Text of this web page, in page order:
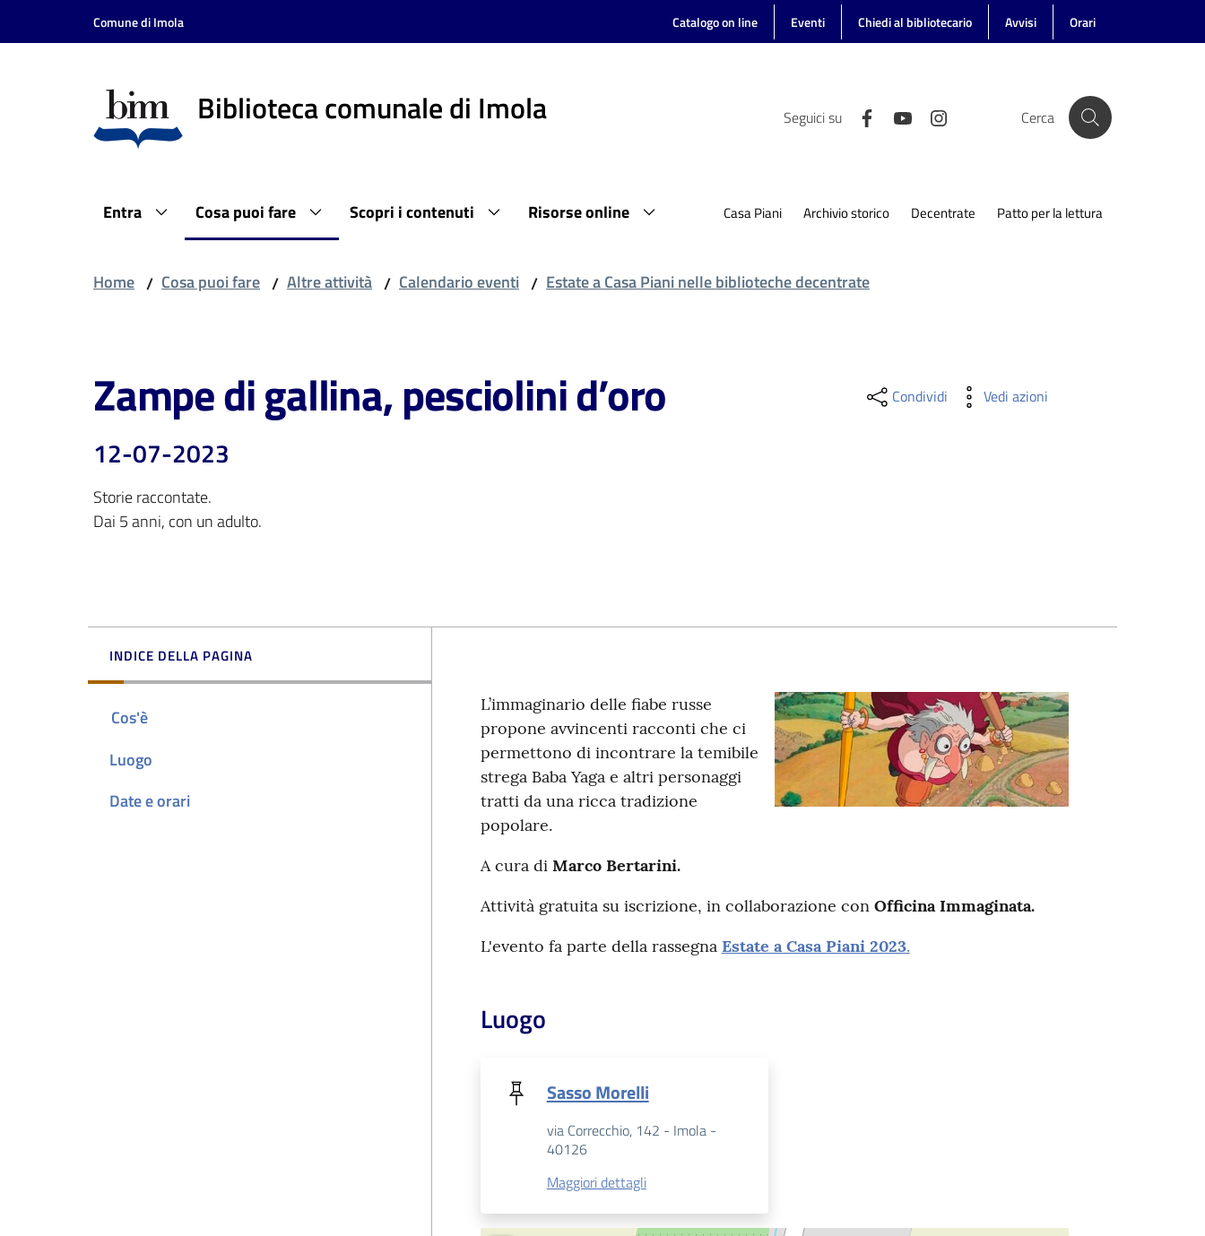
Vai al contenuto
Vai alla navigazione
Comune di Imola Catalogo on line Eventi Chiedi al bibliotecario Avvisi Orari
Biblioteca comunale di Imola Seguici su Cerca
Entra Cosa puoi fare Scopri i contenuti Risorse online Casa Piani Archivio storico Decentrate Patto per la lettura
Home / Cosa puoi fare / Altre attività / Calendario eventi / Estate a Casa Piani nelle biblioteche decentrate
Zampe di gallina, pesciolini d’oro
12-07-2023
Storie raccontate.
Dai 5 anni, con un adulto.
Condividi Vedi azioni
INDICE DELLA PAGINA
Cos'è
Luogo
Date e orari
L’immaginario delle fiabe russe
propone avvincenti racconti che ci
permettono di incontrare la temibile
strega Baba Yaga e altri personaggi
tratti da una ricca tradizione
popolare.
A cura di Marco Bertarini.
Attività gratuita su iscrizione, in collaborazione con Officina Immaginata.
L'evento fa parte della rassegna Estate a Casa Piani 2023.
Luogo
Sasso Morelli
via Correcchio, 142 - Imola -
40126
Maggiori dettagli